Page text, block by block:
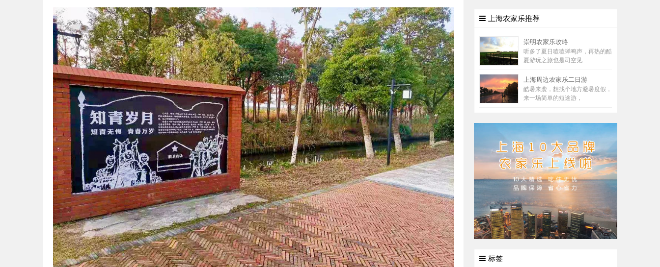
上海农家乐推荐
崇明农家乐攻略
听多了夏日喳喳蝉鸣声，再热的酷
夏游玩之旅也是司空见
上海周边农家乐二日游
酷暑来袭，想找个地方避暑度假，
来一场简单的短途游，
标签